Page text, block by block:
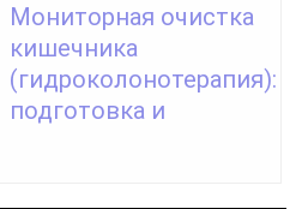
Мониторная очистка
кишечника
(гидроколонотерапия):
подготовка и